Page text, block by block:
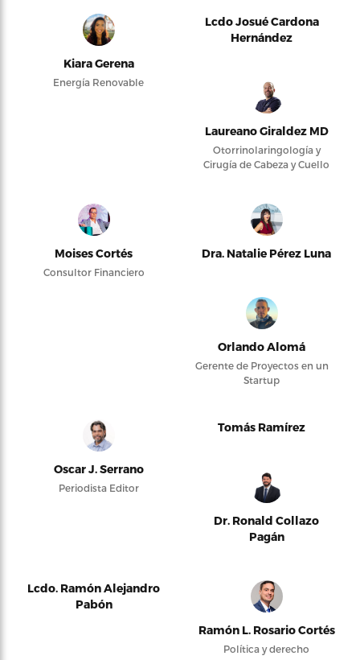
Kiara Gerena
Energía Renovable
Lcdo Josué Cardona
Hernández
Laureano Giraldez MD
Otorrinolaringología y
Cirugía de Cabeza y Cuello
Moises Cortés
Consultor Financiero
Dra. Natalie Pérez Luna
Orlando Alomá
Gerente de Proyectos en un
Startup
Oscar J. Serrano
Periodista Editor
Tomás Ramírez
Dr. Ronald Collazo
Pagán
Lcdo. Ramón Alejandro
Pabón
Ramón L. Rosario Cortés
Política y derecho